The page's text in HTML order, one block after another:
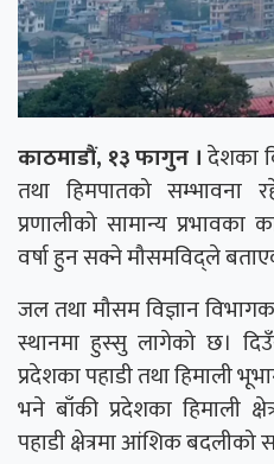
काठमाडौं, १३ फागुन ।देशका
तथा हिमपातको सम्भावना
प्रणालीको सामान्य
वर्षा हुन सक्ने मौसमविद्ले
जल तथा मौसम विज्ञान विभाग
स्थानमा हुस्सु लागेको छ।
प्रदेशका पहाडी तथा हिमाली
भने बाँकी प्रदेशका हिमाली
पहाडी क्षेत्रमा आंशिक बदलीको